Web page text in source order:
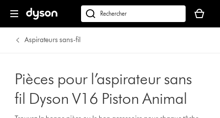
Rechercher
des
panier
est
Aspirateurs sans-fil
Pièces pour l’aspirateur sans
fil Dyson V16 Piston Animal